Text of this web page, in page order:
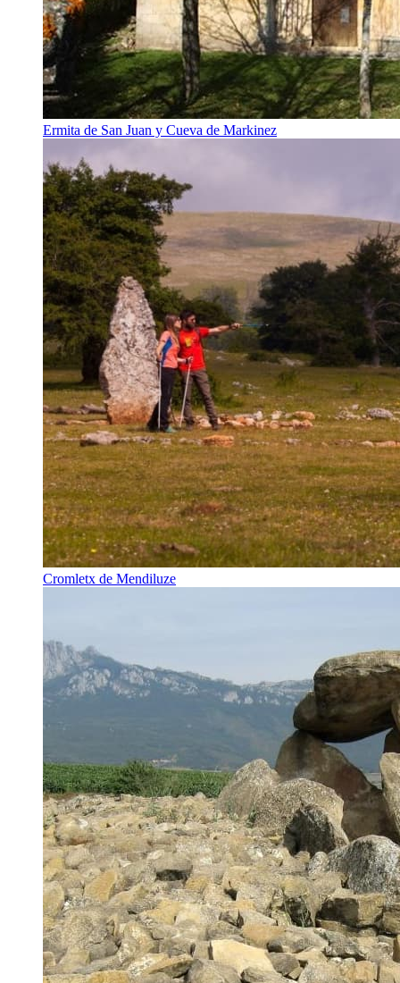
Ermita de San Juan y Cueva de Markinez
Cromletx de Mendiluze